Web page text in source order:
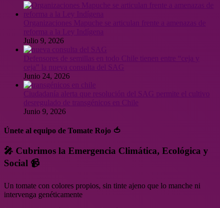
Julio 9, 2026
Junio 24, 2026
Ciudadanía alerta que resolución del SAG permite el cultivo
desregulado de transgénicos en Chile
Junio 9, 2026
Únete al equipo de Tomate Rojo 🍅
🎤 Cubrimos la Emergencia Climática, Ecológica y
Social 📹
Un tomate con colores propios, sin tinte ajeno que lo manche ni
intervenga genéticamente